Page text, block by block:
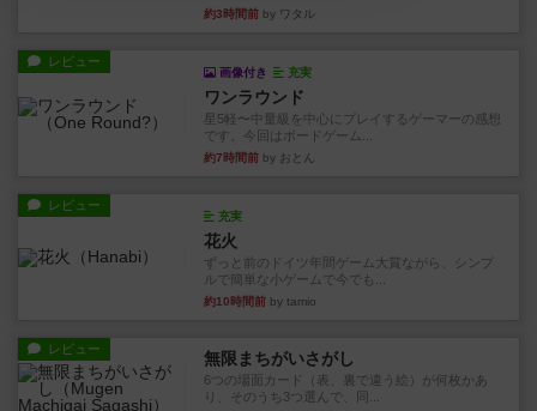
約3時間前 by ワタル
レビュー
画像付き 充実
ワンラウンド
星5軽〜中量級を中心にプレイするゲーマーの感想
です。今回はボードゲーム...
約7時間前 by おとん
レビュー
充実
花火
ずっと前のドイツ年間ゲーム大賞ながら、シンプ
ルで簡単な小ゲームで今でも...
約10時間前 by tamio
レビュー 無限まちがいさがし
6つの場面カード（表、裏で違う絵）が何枚かあ
り、そのうち3つ選んで、同...